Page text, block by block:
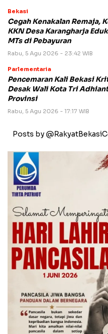
Bekasi
Cegah Kenakalan Remaja,
KKN Desa Karangharja
MTs di Pebayuran
Rabu, 5 Agu 2026 - 23:42 WIB
Parlementaria
Pencemaran Kali Bekasi
Desak Wali Kota Tri
Provinsi
Rabu, 5 Agu 2026 - 17:17 WIB
Posts by